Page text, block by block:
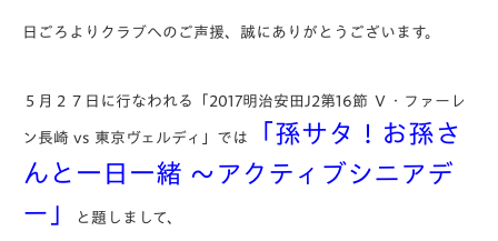
日ごろよりクラブへのご声援、誠にありがとうございます。
５月２７日に行なわれる「2017明治安田J2第16節 Ｖ・ファーレ
ン長崎 vs 東京ヴェルディ」では
「孫サタ！お孫さ
んと一日一緒 ～アクティブシニアデ
ー」
と題しまして、